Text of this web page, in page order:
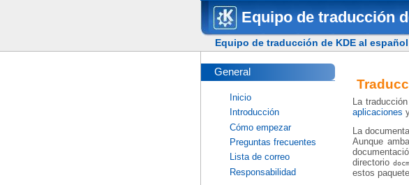
Equipo de traducción
Equipo de traducción de KDE al español
La
aplicaciones
La
Aunque
directorio
estos
General
Inicio
Introducción
Cómo empezar
Preguntas frecuentes
Lista de correo
Responsabilidad